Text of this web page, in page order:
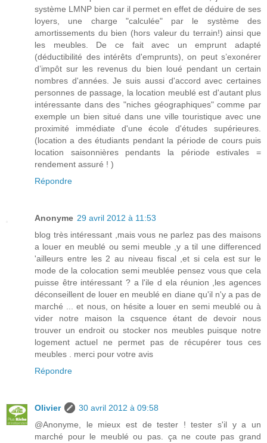
système LMNP bien car il permet en effet de déduire de ses
loyers, une charge "calculée" par le système des
amortissements du bien (hors valeur du terrain!) ainsi que
les meubles. De ce fait avec un emprunt adapté
(déductibilité des intérêts d'emprunts), on peut s’exonérer
d’impôt sur les revenus du bien loué pendant un certain
nombres d'années. Je suis aussi d'accord avec certaines
personnes de passage, la location meublé est d'autant plus
intéressante dans des "niches géographiques" comme par
exemple un bien situé dans une ville touristique avec une
proximité immédiate d'une école d'études supérieures.
(location a des étudiants pendant la période de cours puis
location saisonnières pendants la période estivales =
rendement assuré ! )
Répondre
Anonyme 29 avril 2012 à 11:53
blog très intéressant ,mais vous ne parlez pas des maisons
a louer en meublé ou semi meuble ,y a til une differenced
'ailleurs entre les 2 au niveau fiscal ,et si cela est sur le
mode de la colocation semi meublée pensez vous que cela
puisse être intéressant ? a l'ile d ela réunion ,les agences
déconseillent de louer en meublé en diane qu'il n'y a pas de
marché ... et nous, on hésite a louer en semi meublé ou à
vider notre maison la csquence étant de devoir nous
trouver un endroit ou stocker nos meubles puisque notre
logement actuel ne permet pas de récupérer tous ces
meubles . merci pour votre avis
Répondre
Olivier
30 avril 2012 à 09:58
@Anonyme, le mieux est de tester ! tester s'il y a un
marché pour le meublé ou pas. ça ne coute pas grand